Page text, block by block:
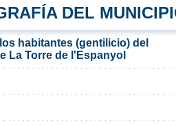
DEL
habitantes (gentilicio) del
La Torre de l'Espanyol